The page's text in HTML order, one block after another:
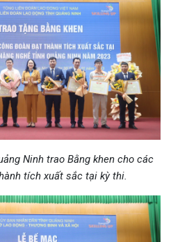
Ninh trao Bằng khen cho các
tích xuất sắc tại kỳ thi.